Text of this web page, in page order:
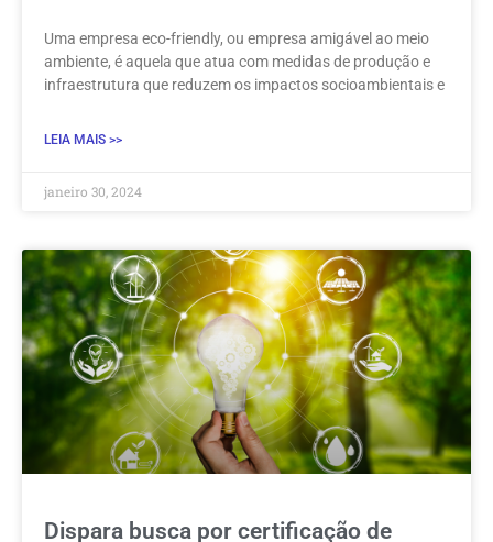
Uma empresa eco-friendly, ou empresa amigável ao meio
ambiente, é aquela que atua com medidas de produção e
infraestrutura que reduzem os impactos socioambientais e
LEIA MAIS >>
janeiro 30, 2024
Dispara busca por certificação de